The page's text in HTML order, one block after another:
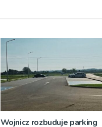
Wojnicz rozbuduje parking